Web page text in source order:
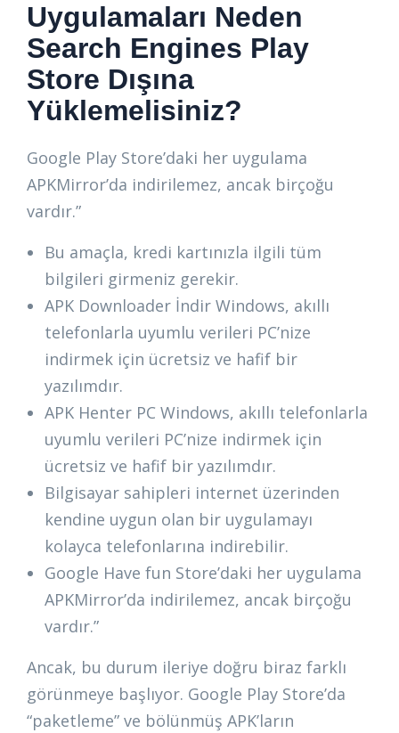
Uygulamaları Neden
Search Engines Play
Store Dışına
Yüklemelisiniz?
Google Play Store’daki her uygulama
APKMirror’da indirilemez, ancak birçoğu
vardır.”
Bu amaçla, kredi kartınızla ilgili tüm
bilgileri girmeniz gerekir.
APK Downloader İndir Windows, akıllı
telefonlarla uyumlu verileri PC’nize
indirmek için ücretsiz ve hafif bir
yazılımdır.
APK Henter PC Windows, akıllı telefonlarla
uyumlu verileri PC’nize indirmek için
ücretsiz ve hafif bir yazılımdır.
Bilgisayar sahipleri internet üzerinden
kendine uygun olan bir uygulamayı
kolayca telefonlarına indirebilir.
Google Have fun Store’daki her uygulama
APKMirror’da indirilemez, ancak birçoğu
vardır.”
Ancak, bu durum ileriye doğru biraz farklı
görünmeye başlıyor. Google Play Store’da
“paketleme” ve bölünmüş APK’ların